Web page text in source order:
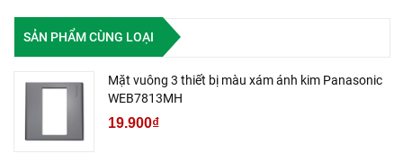
SẢN PHẨM CÙNG LOẠI
Mặt vuông 3 thiết bị màu xám ánh kim Panasonic
WEB7813MH
19.900₫